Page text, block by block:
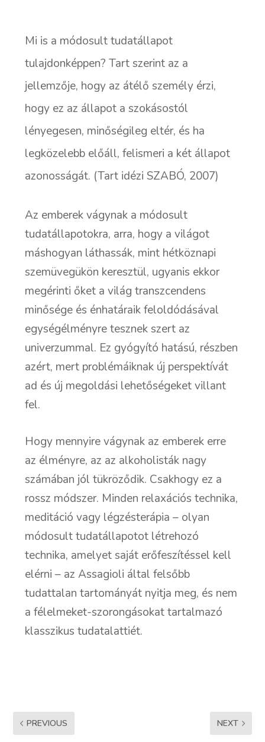
Mi is a módosult tudatállapot
tulajdonképpen? Tart szerint az a
jellemzője, hogy az átélő személy érzi,
hogy ez az állapot a szokásostól
lényegesen, minőségileg eltér, és ha
legközelebb előáll, felismeri a két állapot
azonosságát. (Tart idézi SZABÓ, 2007)
Az emberek vágynak a módosult
tudatállapotokra, arra, hogy a világot
máshogyan láthassák, mint hétköznapi
szemüvegükön keresztül, ugyanis ekkor
megérinti őket a világ transzcendens
minősége és énhatáraik feloldódásával
egységélményre tesznek szert az
univerzummal. Ez gyógyító hatású, részben
azért, mert problémáiknak új perspektívát
ad és új megoldási lehetőségeket villant
fel.
Hogy mennyire vágynak az emberek erre
az élményre, az az alkoholisták nagy
számában jól tükröződik. Csakhogy ez a
rossz módszer. Minden relaxációs technika,
meditáció vagy légzésterápia – olyan
módosult tudatállapotot létrehozó
technika, amelyet saját erőfeszítéssel kell
elérni – az Assagioli által felsőbb
tudattalan tartományát nyitja meg, és nem
a félelmeket-szorongásokat tartalmazó
klasszikus tudatalattiét.
PREVIOUS NEXT